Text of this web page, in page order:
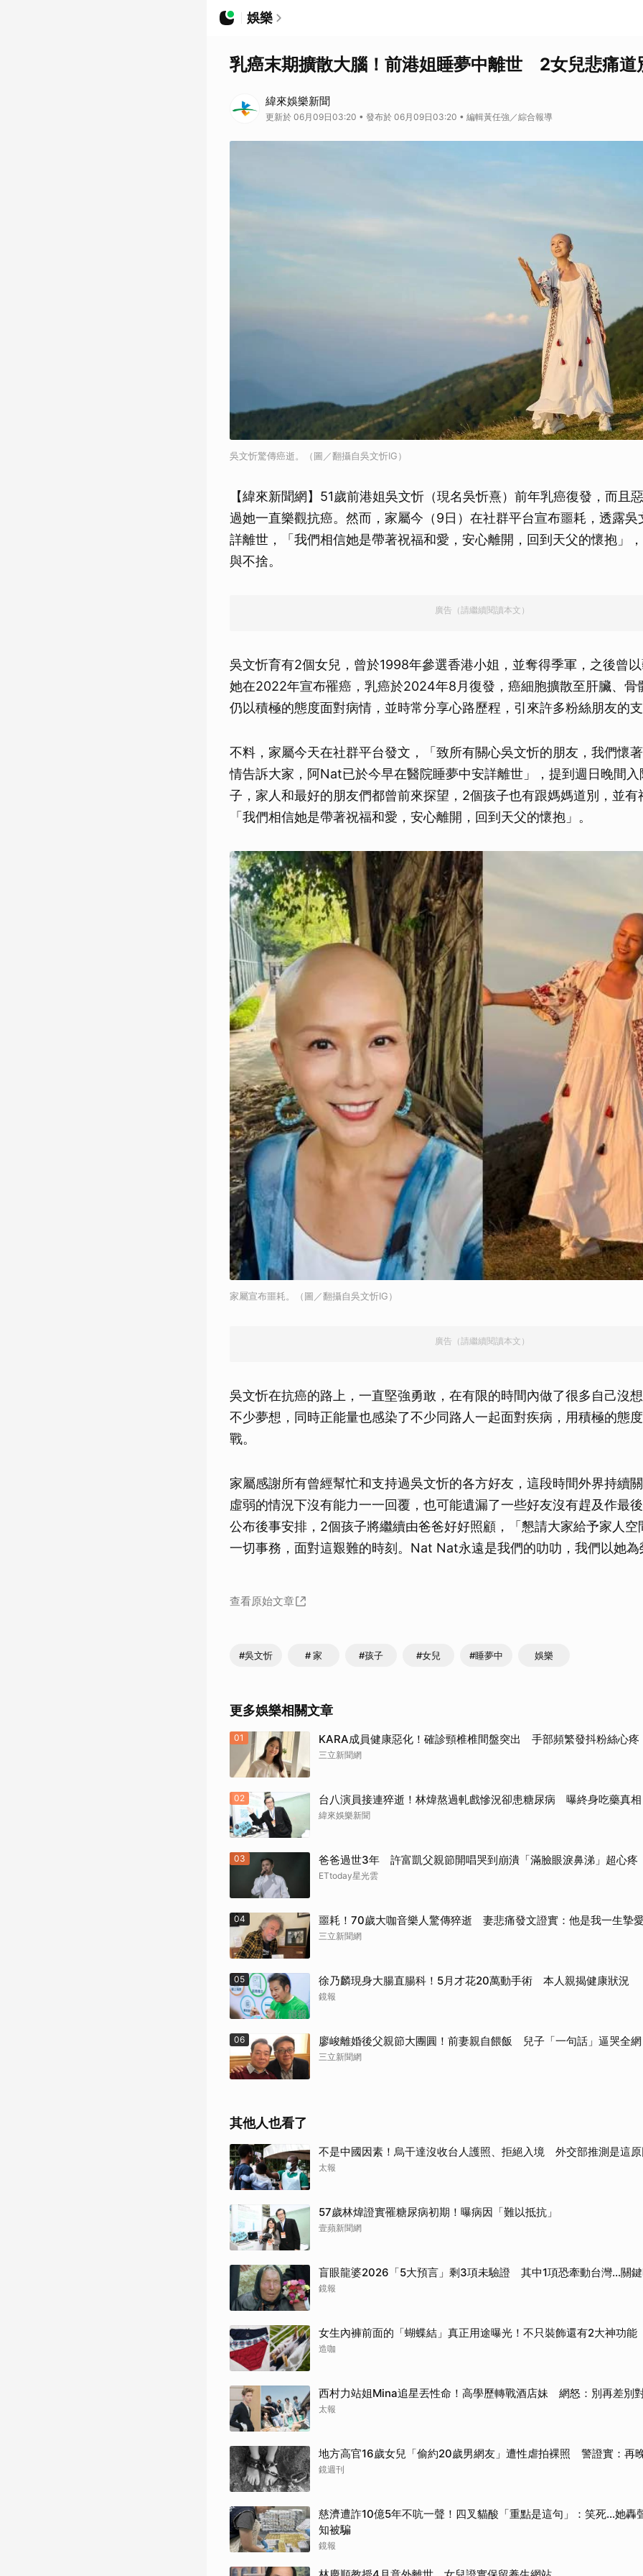
娛樂
乳癌末期擴散大腦！前港姐睡夢中離世 2女兒悲痛道
緯來娛樂新聞
更新於 06月09日03:20 • 發布於 06月09日03:20 • 編輯黃任強／綜合報導
吳文忻驚傳癌逝。（圖／翻攝自吳文忻IG）
【緯來新聞網】51歲前港姐吳文忻（現名吳忻熹）前年乳癌復發，而且
過她一直樂觀抗癌。然而，家屬今（9日）在社群平台宣布噩耗，透露吳
詳離世，「我們相信她是帶著祝福和愛，安心離開，回到天父的懷抱」
與不捨。
廣告（請繼續閱讀本文）
吳文忻育有2個女兒，曾於1998年參選香港小姐，並奪得季軍，之後曾
她在2022年宣布罹癌，乳癌於2024年8月復發，癌細胞擴散至肝臟、骨
仍以積極的態度面對病情，並時常分享心路歷程，引來許多粉絲朋友的
不料，家屬今天在社群平台發文，「致所有關心吳文忻的朋友，我們懷
情告訴大家，阿Nat已於今早在醫院睡夢中安詳離世」，提到週日晚間
子，家人和最好的朋友們都曾前來探望，2個孩子也有跟媽媽道別，並有
「我們相信她是帶著祝福和愛，安心離開，回到天父的懷抱」。
家屬宣布噩耗。（圖／翻攝自吳文忻IG）
廣告（請繼續閱讀本文）
吳文忻在抗癌的路上，一直堅強勇敢，在有限的時間內做了很多自己沒
不少夢想，同時正能量也感染了不少同路人一起面對疾病，用積極的態
戰。
家屬感謝所有曾經幫忙和支持過吳文忻的各方好友，這段時間外界持續
虛弱的情況下沒有能力一一回覆，也可能遺漏了一些好友沒有趕及作最
公布後事安排，2個孩子將繼續由爸爸好好照顧，「懇請大家給予家人空
一切事務，面對這艱難的時刻。Nat Nat永遠是我們的叻叻，我們以她為
查看原始文章
#吳文忻 # 家 #孩子 #女兒 #睡夢中 娛樂
更多娛樂相關文章
01 KARA成員健康惡化！確診頸椎椎間盤突出 手部頻繁發抖粉絲心疼
三立新聞網
02 台八演員接連猝逝！林煒熬過軋戲慘況卻患糖尿病 曝終身吃藥真相
緯來娛樂新聞
03 爸爸過世3年 許富凱父親節開唱哭到崩潰「滿臉眼淚鼻涕」超心疼
ETtoday星光雲
04 噩耗！70歲大咖音樂人驚傳猝逝 妻悲痛發文證實：他是我一生摯
三立新聞網
05 徐乃麟現身大腸直腸科！5月才花20萬動手術 本人親揭健康狀況
鏡報
06 廖峻離婚後父親節大團圓！前妻親自餵飯 兒子「一句話」逼哭全網
三立新聞網
其他人也看了
不是中國因素！烏干達沒收台人護照、拒絕入境 外交部推測是這
太報
57歲林煒證實罹糖尿病初期！曝病因「難以抵抗」
壹蘋新聞網
盲眼龍婆2026「5大預言」剩3項未驗證 其中1項恐牽動台灣...關
鏡報
女生內褲前面的「蝴蝶結」真正用途曝光！不只裝飾還有2大神功能
造咖
西村力站姐Mina追星丟性命！高學歷轉戰酒店妹 網怒：別再差別
太報
地方高官16歲女兒「偷約20歲男網友」遭性虐拍裸照 警證實：再
鏡週刊
慈濟遭詐10億5年不吭一聲！四叉貓酸「重點是這句」：笑死...她轟
知被騙
鏡報